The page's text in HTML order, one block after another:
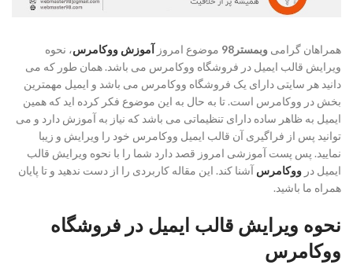
همراهان گرامی وبمستر98 موضوع امروز آموزش ووکامرس، نحوه
ویرایش قالب ایمیل در فروشگاه ووکامرس می باشد. همان طور که می
دانید هر سایتی دارای یک فروشگاه ووکامرس می باشد و ایمیل مهمترین
بخش در ووکامرس است. تا به حال به این موضوع فکر کرده اید که همین
ایمیل به ظاهر ساده دارای تنظیماتی می باشد که نیاز به آموزش دارد و می
توانید پس از فراگیری آن قالب ایمیل ووکامرس خود را ویرایش و زیبا
نمایید. پس پست آموزشی امروز قصد دارد شما را با نحوه ویرایش قالب
ایمیل در ووکامرس آشنا کند. این مقاله کاربردی را از دست ندهید و تا پایان
همراه ما باشید.
نحوه ویرایش قالب ایمیل در فروشگاه
ووکامرس